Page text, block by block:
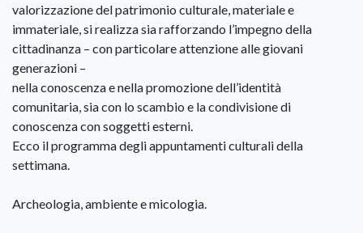
valorizzazione del patrimonio culturale, materiale e
immateriale, si realizza sia rafforzando l’impegno della
cittadinanza – con particolare attenzione alle giovani
generazioni –
nella conoscenza e nella promozione dell’identità
comunitaria, sia con lo scambio e la condivisione di
conoscenza con soggetti esterni.
Ecco il programma degli appuntamenti culturali della
settimana.
Archeologia, ambiente e micologia.